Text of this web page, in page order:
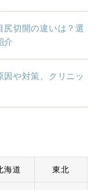
尻切開の違いは？選
介
因や対策、クリニッ
海道 東北